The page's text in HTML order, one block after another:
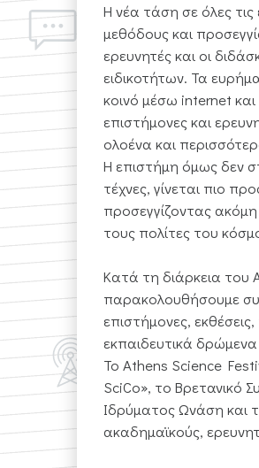
Η νέα τάση σε όλες τις
μεθόδους και
ερευνητές και οι
ειδικοτήτων. Τα
κοινό μέσω internet
επιστήμονες και
ολοένα και
Η επιστήμη όμως δεν
τέχνες, γίνεται πιο
προσεγγίζοντας
τους πολίτες του
Κατά τη διάρκεια του
παρακολουθήσουμε
επιστήμονες,
εκπαιδευτικά δρώμενα
Το Athens Science
SciCo», το Βρετανικό
Ιδρύματος Ωνάση και
ακαδημαϊκούς,